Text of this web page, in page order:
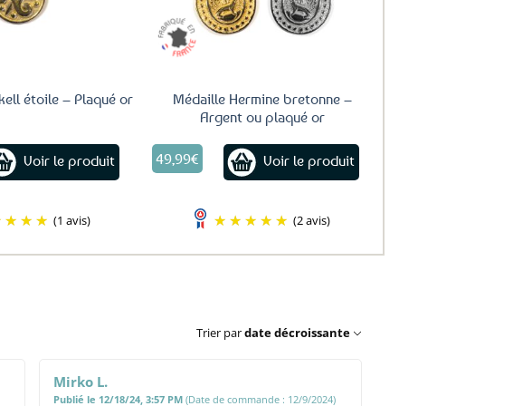
étoile – Plaqué or
Voir le produit
(1 avis)
Médaille Hermine bretonne –
Argent ou plaqué or
49,99€ Voir le produit
Ce
produit
variations.
Les
options
sur
produit
(2 avis)
Trier pardate décroissante
Mirko L.
Publié le 12/18/24, 3:57 PM (Date de commande : 12/9/2024)